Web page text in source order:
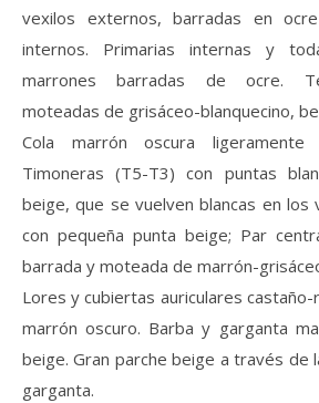
vexilos externos, barradas en
internos. Primarias internas y
marrones barradas de ocre.
moteadas de grisáceo-blanquecino,
Cola marrón oscura
Timoneras (T5-T3) con puntas
beige, que se vuelven blancas en los
con pequeña punta beige; Par
barrada y moteada de marrón-
Lores y cubiertas auriculares
marrón oscuro. Barba y garganta
beige. Gran parche beige a través de
garganta.